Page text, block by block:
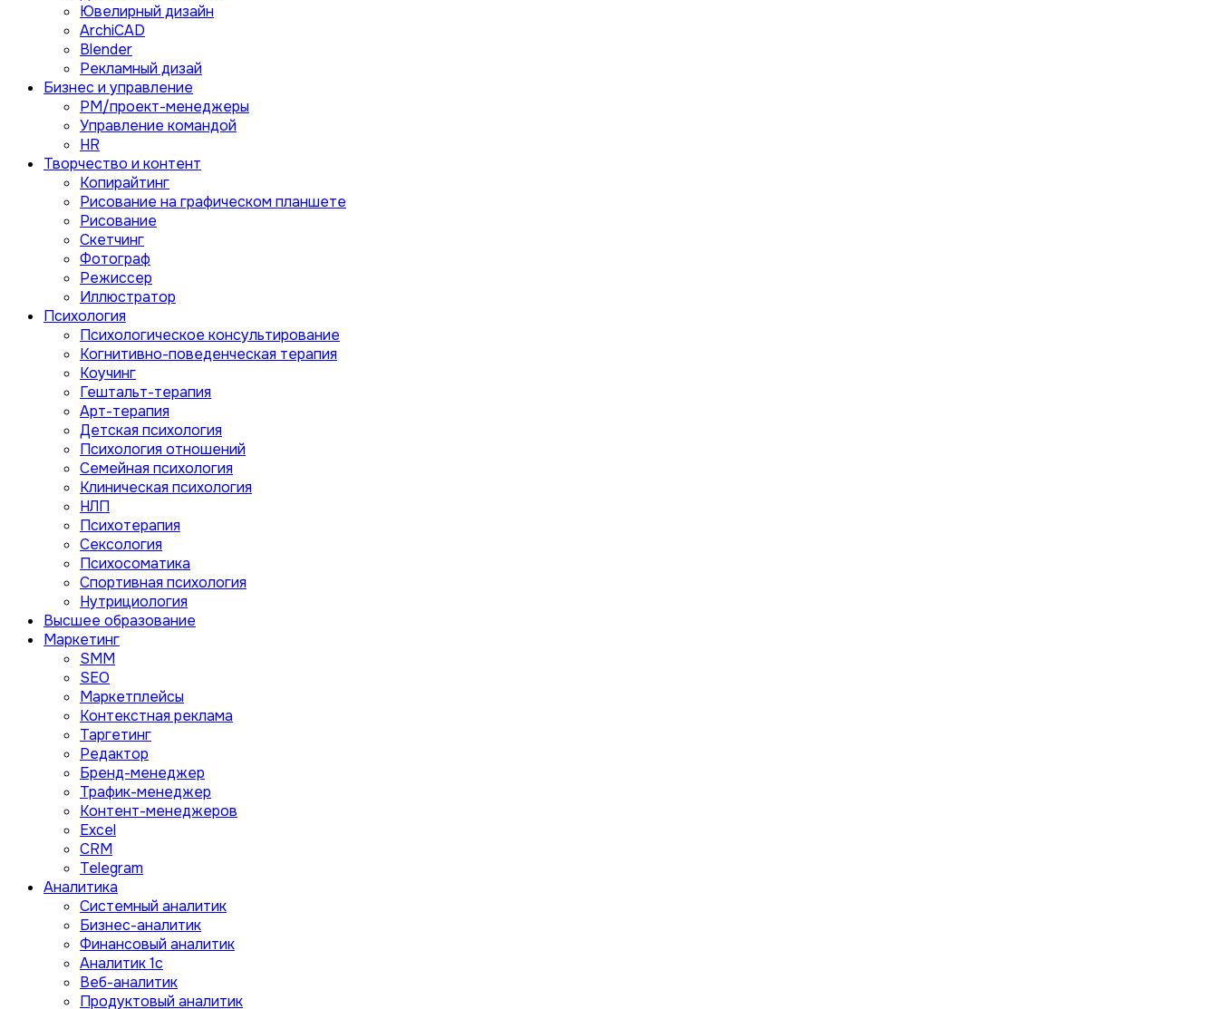
Ювелирный дизайн
ArchiCAD
Blender
Рекламный дизай
Бизнес и управление
PM/проект-менеджеры
Управление командой
HR
Творчество и контент
Копирайтинг
Рисование на графическом планшете
Рисование
Скетчинг
Фотограф
Режиссер
Иллюстратор
Психология
Психологическое консультирование
Когнитивно-поведенческая терапия
Коучинг
Гештальт-терапия
Арт-терапия
Детская психология
Психология отношений
Семейная психология
Клиническая психология
НЛП
Психотерапия
Сексология
Психосоматика
Спортивная психология
Нутрициология
Высшее образование
Маркетинг
SMM
SEO
Маркетплейсы
Контекстная реклама
Таргетинг
Редактор
Бренд-менеджер
Трафик-менеджер
Контент-менеджеров
Excel
CRM
Telegram
Аналитика
Системный аналитик
Бизнес-аналитик
Финансовый аналитик
Aналитик 1с
Веб-аналитик
Продуктовый аналитик